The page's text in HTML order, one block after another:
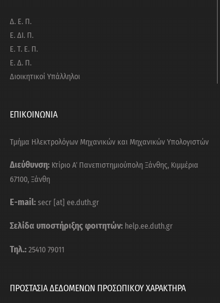
Δ. Ε. Π.
Ε. ΔΙ. Π.
Ε. Τ. Ε. Π.
Ε. Δ. Π.
Διοικητικοί Υπάλληλοι
ΕΠΙΚΟΙΝΩΝΙΑ
Τμήμα Ηλεκτρολόγων Μηχανικών και Μηχανικών Υπολογιστών
Διεύθυνση: Κτίριο Α΄ Πανεπιστημιούπολη Ξάνθης, Κιμμέρια
67100, Ξάνθη
E-mail: secr [at] ee.duth.gr
Σελίδα υποστήριξης φοιτητών: help.ee.duth.gr
Τηλ.: 25410 79011
ΠΡΟΣΤΑΣΙΑ ΔΕΔΟΜΕΝΩΝ ΠΡΟΣΩΠΙΚΟΥ ΧΑΡΑΚΤΗΡΑ